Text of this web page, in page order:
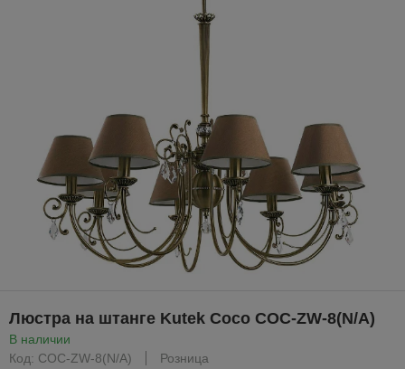
Люстра на штанге Kutek Coco COC-ZW-8(N/A)
В наличии
Код: COC-ZW-8(N/A)
Розница